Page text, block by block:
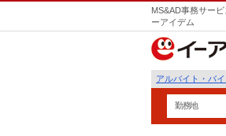
MS&AD事務サー
ーアイデム
アルバイト・バ
勤務地